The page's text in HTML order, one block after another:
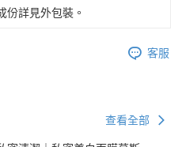
份詳見外包裝。
客服
查看全部